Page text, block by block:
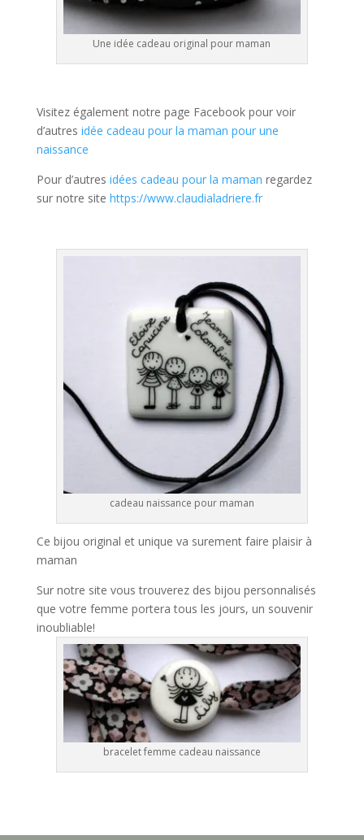
Une idée cadeau original pour maman
Visitez également notre page Facebook pour voir
d’autres idée cadeau pour la maman pour une
naissance
Pour d’autres idées cadeau pour la maman regardez
sur notre site https://www.claudialadriere.fr
cadeau naissance pour maman
Ce bijou original et unique va surement faire plaisir à
maman
Sur notre site vous trouverez des bijou personnalisés
que votre femme portera tous les jours, un souvenir
inoubliable!
bracelet femme cadeau naissance